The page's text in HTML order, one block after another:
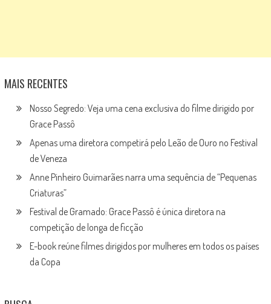
MAIS RECENTES
Nosso Segredo: Veja uma cena exclusiva do filme dirigido por
Grace Passô
Apenas uma diretora competirá pelo Leão de Ouro no Festival
de Veneza
Anne Pinheiro Guimarães narra uma sequência de “Pequenas
Criaturas”
Festival de Gramado: Grace Passô é única diretora na
competição de longa de ficção
E-book reúne filmes dirigidos por mulheres em todos os países
da Copa